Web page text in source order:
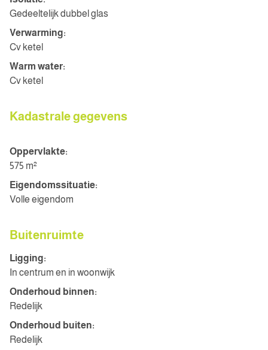
Gedeeltelijk dubbel glas
Verwarming:
Cv ketel
Warm water:
Cv ketel
Kadastrale gegevens
Oppervlakte:
575 m²
Eigendomssituatie:
Volle eigendom
Buitenruimte
Ligging:
In centrum en in woonwijk
Onderhoud binnen:
Redelijk
Onderhoud buiten:
Redelijk